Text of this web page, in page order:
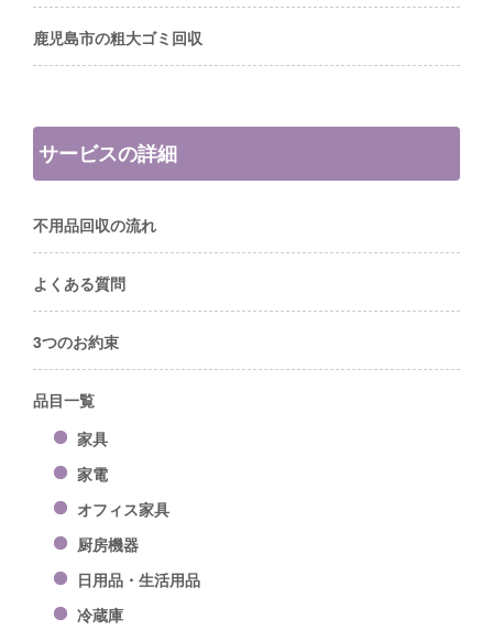
鹿児島市の粗大ゴミ回収
サービスの詳細
不用品回収の流れ
よくある質問
3つのお約束
品目一覧
家具
家電
オフィス家具
厨房機器
日用品・生活用品
冷蔵庫